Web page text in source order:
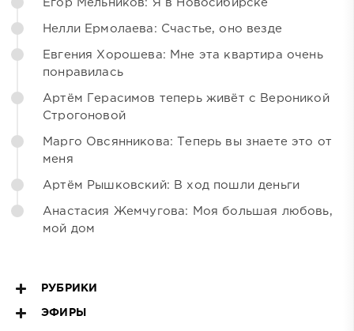
Егор Мельников: Я в Новосибирске
Нелли Ермолаева: Счастье, оно везде
Евгения Хорошева: Мне эта квартира очень
понравилась
Артём Герасимов теперь живёт с Вероникой
Строгоновой
Марго Овсянникова: Теперь вы знаете это от
меня
Артём Рышковский: В ход пошли деньги
Анастасия Жемчугова: Моя большая любовь,
мой дом
РУБРИКИ
ЭФИРЫ